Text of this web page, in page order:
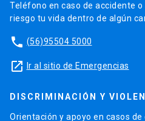
Teléfono en caso de accidente
riesgo tu vida dentro de algún
phone (56)95504 5000
launch Ir al sitio de Emergencias
DISCRIMINACIÓN Y
Orientación y apoyo en casos